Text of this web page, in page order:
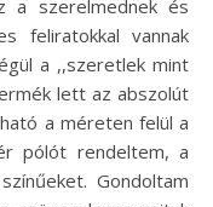
a szerelmednek és
feliratokkal vannak
a ,,szeretlek mint
lett az abszolút
a méreten felül a
pólót rendeltem, a
Gondoltam